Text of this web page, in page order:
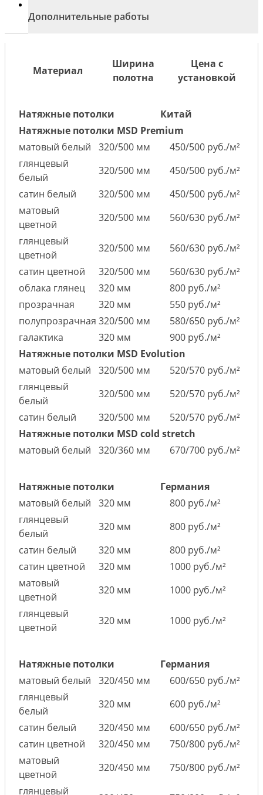
Дополнительные работы
Материал
Ширина
полотна
Цена с
установкой
Натяжные потолки
Китай
Натяжные потолки MSD Premium
матовый белый
320/500 мм
450/500 руб./м²
глянцевый
белый
320/500 мм
450/500 руб./м²
сатин белый
320/500 мм
450/500 руб./м²
матовый
цветной
320/500 мм
560/630 руб./м²
глянцевый
цветной
320/500 мм
560/630 руб./м²
сатин цветной
320/500 мм
560/630 руб./м²
облака глянец
320 мм
800 руб./м²
прозрачная
320 мм
550 руб./м²
полупрозрачная 320/500 мм
580/650 руб./м²
галактика
320 мм
900 руб./м²
Натяжные потолки MSD Evolution
матовый белый
320/500 мм
520/570 руб./м²
глянцевый
белый
320/500 мм
520/570 руб./м²
сатин белый
320/500 мм
520/570 руб./м²
Натяжные потолки MSD cold stretch
матовый белый
320/360 мм 670/700 руб./м²
Натяжные потолки
Германия
матовый белый
320 мм
800 руб./м²
глянцевый
белый
320 мм
800 руб./м²
сатин белый
320 мм
800 руб./м²
сатин цветной
320 мм
1000 руб./м²
матовый
цветной
320 мм
1000 руб./м²
глянцевый
цветной
320 мм 1000 руб./м²
Натяжные потолки
Германия
матовый белый
320/450 мм
600/650 руб./м²
глянцевый
белый
320 мм
600 руб./м²
сатин белый
320/450 мм
600/650 руб./м²
сатин цветной
320/450 мм
750/800 руб./м²
матовый
цветной
320/450 мм
750/800 руб./м²
глянцевый